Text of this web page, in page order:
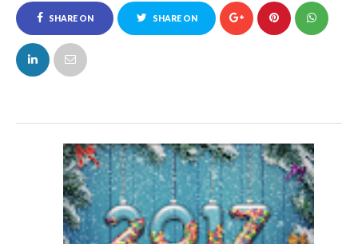
SHARE ON
FACEBOOK
SHARE ON